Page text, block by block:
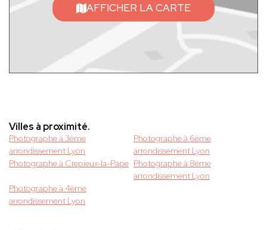
AFFICHER LA CARTE
Villes à proximité.
Photographe à 3ème
arrondissement Lyon
Photographe à 6ème
arrondissement Lyon
Photographe à Crepieux-la-Pape Photographe à 8ème
arrondissement Lyon
Photographe à 4ème
arrondissement Lyon